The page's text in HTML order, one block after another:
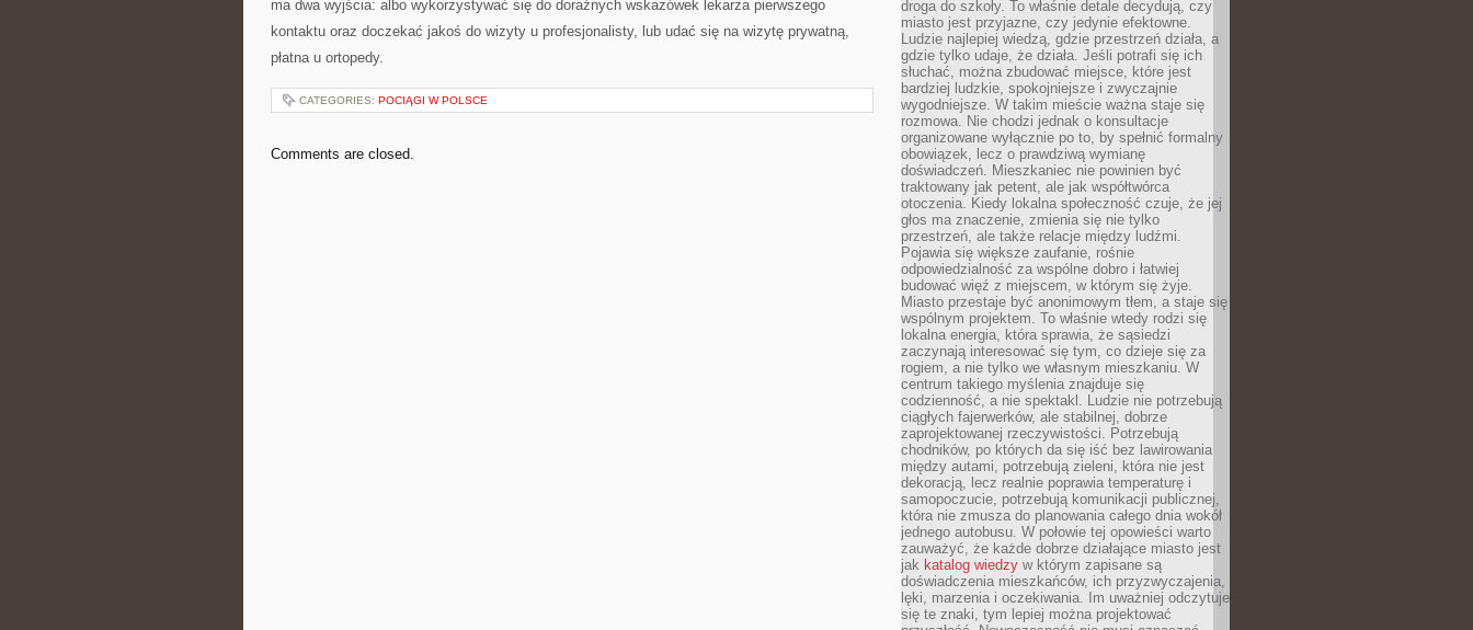
ma dwa wyjścia: albo wykorzystywać się do doraźnych wskazówek lekarza pierwszego
kontaktu oraz doczekać jakoś do wizyty u profesjonalisty, lub udać się na wizytę prywatną,
płatna u ortopedy.
CATEGORIES: POCIĄGI W POLSCE
Comments are closed.
droga do szkoły. To właśnie detale decydują, czy
miasto jest przyjazne, czy jedynie efektowne.
Ludzie najlepiej wiedzą, gdzie przestrzeń działa, a
gdzie tylko udaje, że działa. Jeśli potrafi się ich
słuchać, można zbudować miejsce, które jest
bardziej ludzkie, spokojniejsze i zwyczajnie
wygodniejsze. W takim mieście ważna staje się
rozmowa. Nie chodzi jednak o konsultacje
organizowane wyłącznie po to, by spełnić formalny
obowiązek, lecz o prawdziwą wymianę
doświadczeń. Mieszkaniec nie powinien być
traktowany jak petent, ale jak współtwórca
otoczenia. Kiedy lokalna społeczność czuje, że jej
głos ma znaczenie, zmienia się nie tylko
przestrzeń, ale także relacje między ludźmi.
Pojawia się większe zaufanie, rośnie
odpowiedzialność za wspólne dobro i łatwiej
budować więź z miejscem, w którym się żyje.
Miasto przestaje być anonimowym tłem, a staje się
wspólnym projektem. To właśnie wtedy rodzi się
lokalna energia, która sprawia, że sąsiedzi
zaczynają interesować się tym, co dzieje się za
rogiem, a nie tylko we własnym mieszkaniu. W
centrum takiego myślenia znajduje się
codzienność, a nie spektakl. Ludzie nie potrzebują
ciągłych fajerwerków, ale stabilnej, dobrze
zaprojektowanej rzeczywistości. Potrzebują
chodników, po których da się iść bez lawirowania
między autami, potrzebują zieleni, która nie jest
dekoracją, lecz realnie poprawia temperaturę i
samopoczucie, potrzebują komunikacji publicznej,
która nie zmusza do planowania całego dnia wokół
jednego autobusu. W połowie tej opowieści warto
zauważyć, że każde dobrze działające miasto jest
jak katalog wiedzy w którym zapisane są
doświadczenia mieszkańców, ich przyzwyczajenia,
lęki, marzenia i oczekiwania. Im uważniej odczytuje
się te znaki, tym lepiej można projektować